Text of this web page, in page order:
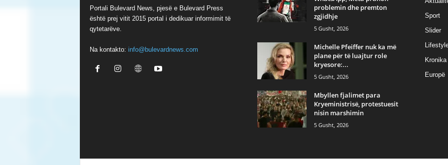
Portali Bulevard News, pjesë e Bulevard Press
është prej vitit 2015 portal i dedikuar informimit të
qytetarëve.
Na kontakto: info@bulevardnews.com
problemin dhe premton
zgjidhje
5 Gusht, 2026
Michelle Pfeiffer nuk ka më
plane për të luajtur role
kryesore:...
5 Gusht, 2026
Mbyllen fjalimet para
Kryeministrisë, protestuesit
nisin marshimin
5 Gusht, 2026
Sport
Slider
Kronika
Europë